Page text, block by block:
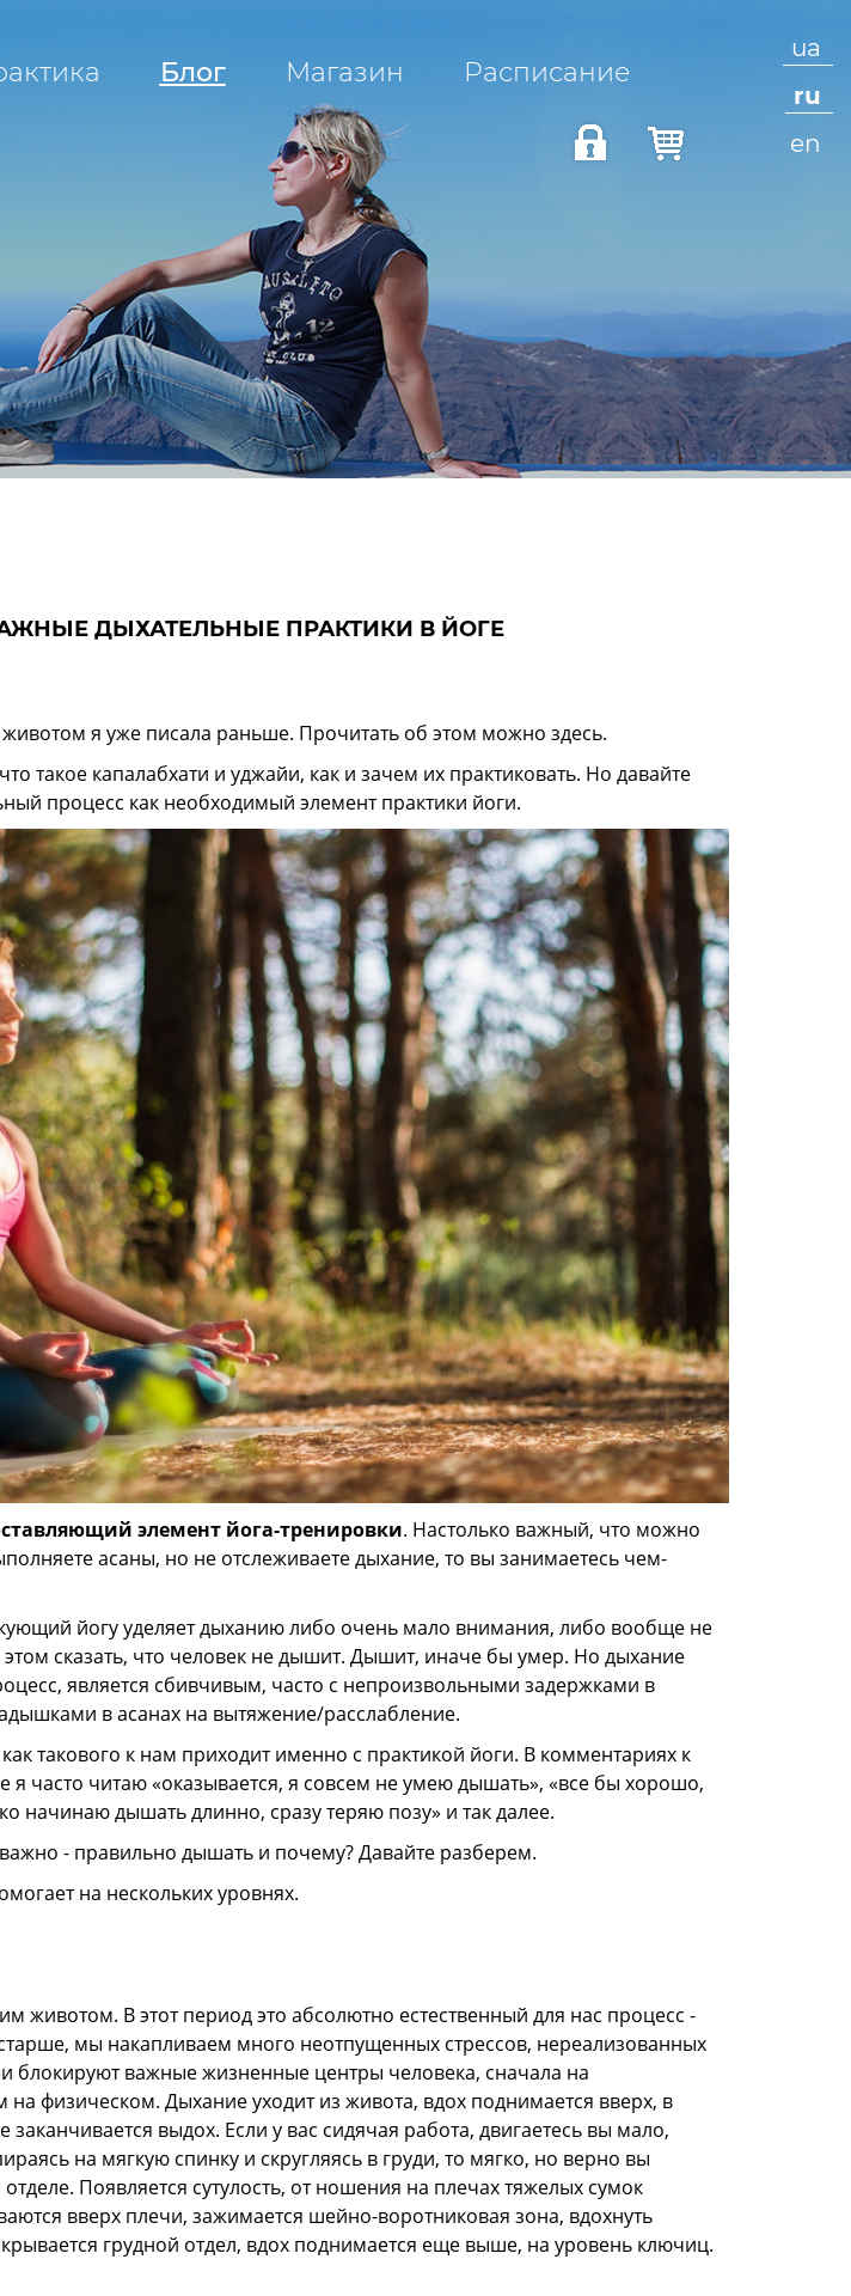
ua
ru
en
Блог Магазин Расписание
ДЫХАТЕЛЬНЫЕ ПРАКТИКИ В ЙОГЕ
я уже писала раньше. Прочитать об этом можно здесь.
такое капалабхати и уджайи, как и зачем их практиковать. Но давайте
процесс как необходимый элемент практики йоги.
элементйога-тренировки. Настолько важный, что можно
асаны, но не отслеживаете дыхание, то вы занимаетесь чем-
йогу уделяет дыханию либо очень мало внимания, либо вообще не
этом сказать, что человек не дышит. Дышит, иначе бы умер. Но дыхание
является сбивчивым, часто с непроизвольными задержками в
в асанах на вытяжение/расслабление.
такового к нам приходит именно с практикой йоги. В комментариях к
я часто читаю «оказывается, я совсем не умею дышать», «все бы хорошо,
начинаю дышать длинно, сразу теряю позу» и так далее.
- правильно дышать и почему? Давайте разберем.
на нескольких уровнях.
В этот период это абсолютно естественный для нас процесс -
мы накапливаем много неотпущенных стрессов, нереализованных
блокируют важные жизненные центры человека, сначала на
на физическом. Дыхание уходит из живота, вдох поднимается вверх, в
заканчивается выдох. Если у вас сидячая работа, двигаетесь вы мало,
на мягкую спинку и скругляясь в груди, то мягко, но верно вы
Появляется сутулость, от ношения на плечах тяжелых сумок
вверх плечи, зажимается шейно-воротниковая зона, вдохнуть
грудной отдел, вдох поднимается еще выше, на уровень ключиц.